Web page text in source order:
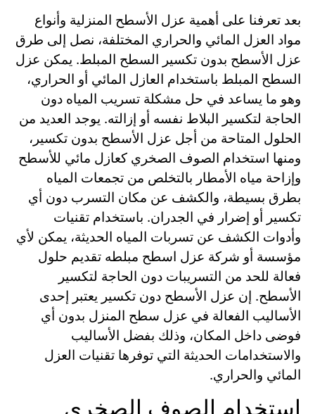
بعد تعرفنا على أهمية عزل الأسطح المنزلية وأنواع
مواد العزل المائي والحراري المختلفة، نصل إلى طرق
عزل الأسطح بدون تكسير السطح المبلط. يمكن عزل
السطح المبلط باستخدام العازل المائي أو الحراري،
وهو ما يساعد في حل مشكلة تسريب المياه دون
الحاجة لتكسير البلاط نفسه أو إزالته. يوجد العديد من
الحلول المتاحة من أجل عزل الأسطح بدون تكسير،
ومنها استخدام الصوف الصخري كعازل مائي للأسطح
وإزاحة مياه الأمطار بالتخلص من تجمعات المياه
بطرق بسيطة، والكشف عن مكان التسرب دون أي
تكسير أو إضرار في الجدران. باستخدام تقنيات
وأدوات الكشف عن تسربات المياه الحديثة، يمكن لأي
مؤسسة أو شركة عزل اسطح مبلطه تقديم حلول
فعالة للحد من التسريبات دون الحاجة لتكسير
الأسطح. إن عزل الأسطح دون تكسير يعتبر إحدى
الأساليب الفعالة في عزل سطح المنزل بدون أي
فوضى داخل المكان، وذلك بفضل الأساليب
والاستخدامات الحديثة التي توفرها تقنيات العزل
المائي والحراري.
استخدام الصوف الصخري